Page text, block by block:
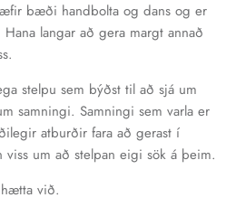
bæði handbolta og dans og er
langar að gera margt annað
stelpu sem býðst til að sjá um
samningi. Samningi sem varla er
atburðir fara að gerast í
um að stelpan eigi sök á þeim.
við.